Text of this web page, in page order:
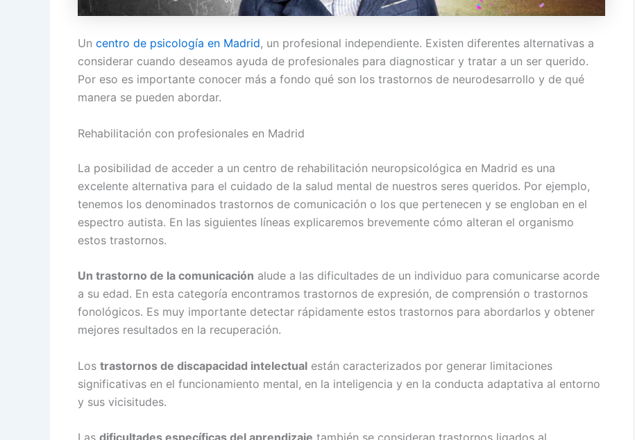
Un centro de psicología en Madrid, un profesional independiente. Existen diferentes alternativas a
considerar cuando deseamos ayuda de profesionales para diagnosticar y tratar a un ser querido.
Por eso es importante conocer más a fondo qué son los trastornos de neurodesarrollo y de qué
manera se pueden abordar.
Rehabilitación con profesionales en Madrid
La posibilidad de acceder a un centro de rehabilitación neuropsicológica en Madrid es una
excelente alternativa para el cuidado de la salud mental de nuestros seres queridos. Por ejemplo,
tenemos los denominados trastornos de comunicación o los que pertenecen y se engloban en el
espectro autista. En las siguientes líneas explicaremos brevemente cómo alteran el organismo
estos trastornos.
Un trastorno de la comunicación alude a las dificultades de un individuo para comunicarse acorde
a su edad. En esta categoría encontramos trastornos de expresión, de comprensión o trastornos
fonológicos. Es muy importante detectar rápidamente estos trastornos para abordarlos y obtener
mejores resultados en la recuperación.
Los trastornos de discapacidad intelectual están caracterizados por generar limitaciones
significativas en el funcionamiento mental, en la inteligencia y en la conducta adaptativa al entorno
y sus vicisitudes.